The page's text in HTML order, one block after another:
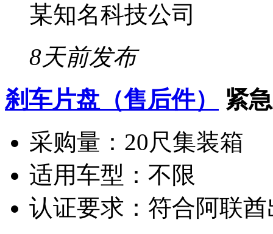
某知名科技公司
8天前发布
刹车片盘（售后件）
紧
采购量： 20尺集装箱
适用车型： 不限
认证要求： 符合阿联